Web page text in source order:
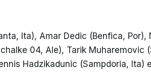
Ita), Amar Dedic (Benfica, Por),
04, Ale), Tarik Muharemovic
Hadzikadunic (Sampdoria, Ita)